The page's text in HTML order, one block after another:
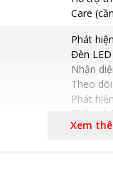
Care
Phát
Đèn
Nhận
Theo
Phát
Thông
Chế độ
Xem